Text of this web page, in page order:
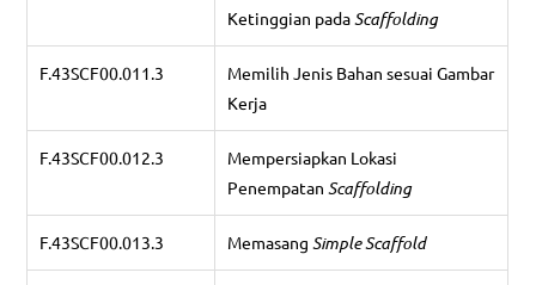
Ketinggian padaScaffolding
F.43SCF00.011.3
Memilih Jenis Bahan sesuai Gambar
Kerja
F.43SCF00.012.3
Mempersiapkan Lokasi
PenempatanScaffolding
F.43SCF00.013.3 MemasangSimple Scaffold